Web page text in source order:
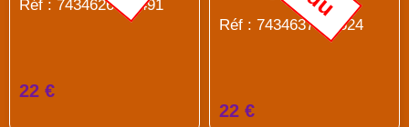
Réf : 7434626466491
22 €
Réf : 7434637537524
22 €